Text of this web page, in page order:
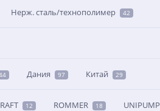
Нерж. сталь/технополимер 42
Дания 97 Китай 29
12 ROMMER 18 UNIPUMP